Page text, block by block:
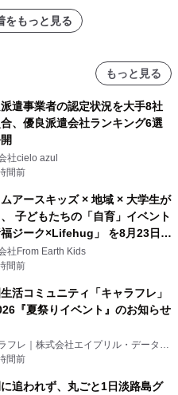
をもっと見る
もっと見る
遣事業者の認定状況を大手8社
、優良派遣会社ランキング6選
社cielo azul
間前
アースキッズ × 地域 × 大学生が
子どもたちの「自育」イベント
福ジーク×Lifehug」 を8月23日
催
社From Earth Kids
間前
活コミュニティ「キャラフレ」
『夏祭りイベント』のお知らせ
フレ｜株式会社エイプリル・データ・
ンズ
間前
追われず、丸ごと1日淡路島グ